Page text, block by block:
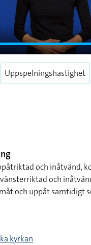
Uppspelningshastighet
och inåtvänd,
och
och uppåt samtidigt
kyrkan